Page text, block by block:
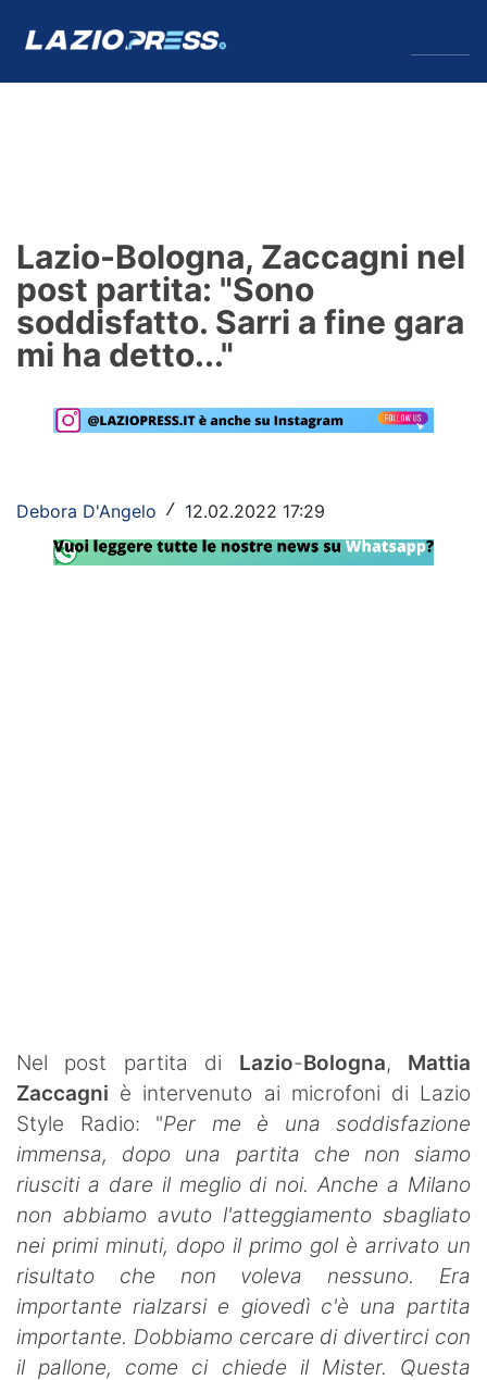
Formello
Infortuni
Primavera
Calciomercato
Rassegna Lazio
Social
Lazio-Bologna, Zaccagni nel
post partita: "Sono
soddisfatto. Sarri a fine gara
mi ha detto..."
Debora D'Angelo / 12.02.2022 17:29
Nel post partita di Lazio-Bologna, Mattia
Zaccagni è intervenuto ai microfoni di Lazio
Style Radio: "Per me è una soddisfazione
immensa, dopo una partita che non siamo
riusciti a dare il meglio di noi. Anche a Milano
non abbiamo avuto l'atteggiamento sbagliato
nei primi minuti, dopo il primo gol è arrivato un
risultato che non voleva nessuno. Era
importante rialzarsi e giovedì c'è una partita
importante. Dobbiamo cercare di divertirci con
il pallone, come ci chiede il Mister. Questa